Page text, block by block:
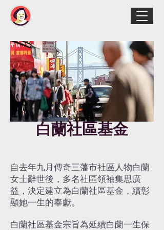
白蘭社區基金
自去年九月傳奇三藩市社區人物白蘭
女士辭世後，多名社區領袖集思廣
益，決定建立為白蘭社區基金，續彰
顯她一生的奉獻。
白蘭社區基金宗旨為延續白蘭一生保